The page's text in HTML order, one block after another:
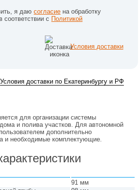
я даюсогласие на обработку
с Политикой
Условия доставки
Условия доставки по Екатеринбургу и РФ
для организации системы
и полива участков. Для автономной
дополнительно
и необходимые комплектующие.
91 мм